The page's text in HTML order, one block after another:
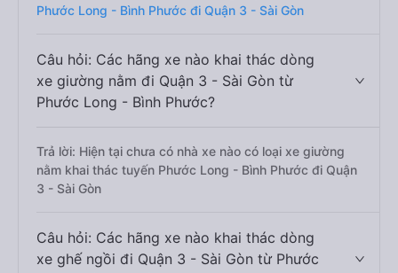
Phước Long - Bình Phước đi Quận 3 - Sài Gòn
Câu hỏi: Các hãng xe nào khai thác dòng
xe giường nằm đi Quận 3 - Sài Gòn từ
Phước Long - Bình Phước?
Trả lời: Hiện tại chưa có nhà xe nào có loại xe giường
nằm khai thác tuyến Phước Long - Bình Phước đi Quận
3 - Sài Gòn
Câu hỏi: Các hãng xe nào khai thác dòng
xe ghế ngồi đi Quận 3 - Sài Gòn từ Phước